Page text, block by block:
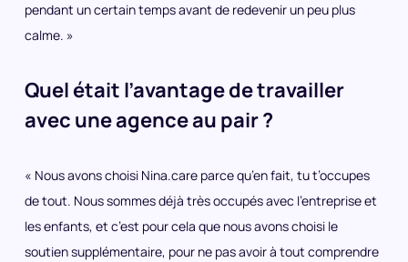
pendant un certain temps avant de redevenir un peu plus
calme. »
Quel était l’avantage de travailler
avec une agence au pair ?
« Nous avons choisi Nina.care parce qu’en fait, tu t’occupes
de tout. Nous sommes déjà très occupés avec l’entreprise et
les enfants, et c’est pour cela que nous avons choisi le
soutien supplémentaire, pour ne pas avoir à tout comprendre